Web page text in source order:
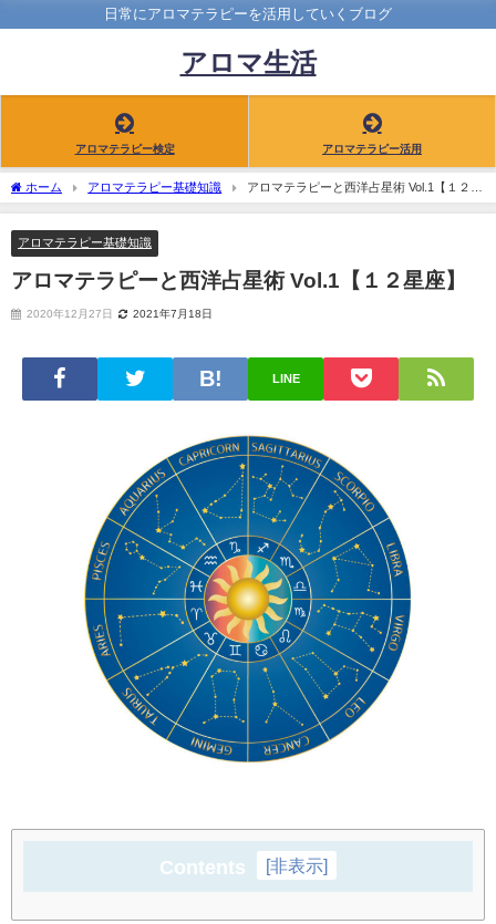
日常にアロマテラピーを活用していくブログ
アロマ生活
アロマテラピー検定 アロマテラピー活用
ホーム アロマテラピー基礎知識
アロマテラピーと西洋占星術 Vol.1【１２星
座】
アロマテラピー基礎知識
アロマテラピーと西洋占星術 Vol.1【１２星座】
2020年12月27日 2021年7月18日
LINE
Contents [非表示]